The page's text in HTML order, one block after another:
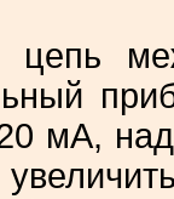
цепь
мА,